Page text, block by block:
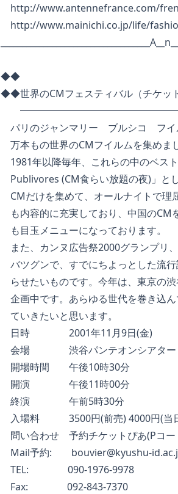
http://www.antennefrance.com/
http://www.mainichi.co.jp/life/
◆◆
◆◆世界のCMフェスティバル（チケッ
パリのジャンマリー ブルシコ フイ
万本もの世界のCMフイルムを集めまし
1981年以降毎年、これらの中のベス
Publivores (CM食らい放題の夜)」と
CMだけを集めて、オールナイトで理
も内容的に充実しており、中国のCM
も目玉メニューになっております。
また、カンヌ広告祭2000グランプリ
バツグンで、すでにちよっとした流
らせたいものです。今年は、東京の
企画中です。あらゆる世代を巻き込
ていきたいと思います。
日時 2001年11月9日(金)
会場 渋谷パンテオンシアター
開場時間 午後10時30分
開演 午後11時00分
終演 午前5時30分
入場料 3500円(前売) 4000円(当
問い合わせ 予約チケットぴあ(Pコー
Mail予約: bouvier@kyushu-
TEL: 090-1976-9978
Fax: 092-843-7370